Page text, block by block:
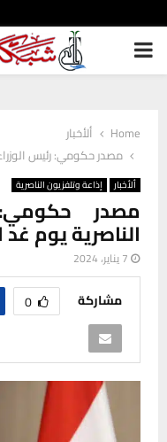
PRIMARY
Home
ألأخبار
مصدر حكومي: رئيس الوزراء
ألأخبار إذاعة وتلفزيون الناصرية
مصدر حكومي:
الناصرية يوم غد
7 يناير، 2024
مشاركة 0